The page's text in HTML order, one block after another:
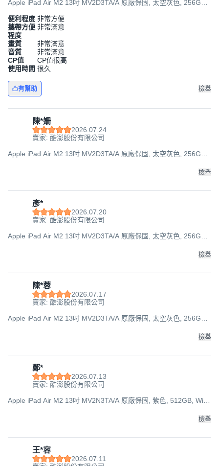
Apple iPad Air M2 13吋 MV2D3TA/A 原廠保固, 太空灰色, 256GB,
便利程度 非常方便
攜帶方便
程度
非常滿意
畫質
非常滿意
音質
非常滿意
CP值
CP值很高
使用時間 很久
有幫助 檢舉
陳*姍
2026.07.24
賣家: 酷澎股份有限公司
Apple iPad Air M2 13吋 MV2D3TA/A 原廠保固, 太空灰色, 256GB,
檢舉
彥*
2026.07.20
賣家: 酷澎股份有限公司
Apple iPad Air M2 13吋 MV2D3TA/A 原廠保固, 太空灰色, 256GB,
檢舉
陳*蓉
2026.07.17
賣家: 酷澎股份有限公司
Apple iPad Air M2 13吋 MV2D3TA/A 原廠保固, 太空灰色, 256GB,
檢舉
鄭*
2026.07.13
賣家: 酷澎股份有限公司
Apple iPad Air M2 13吋 MV2N3TA/A 原廠保固, 紫色, 512GB, Wi-
檢舉
王*容
2026.07.11